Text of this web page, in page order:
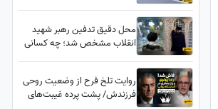
محل دقیق تدفین رهبر شهید
انقلاب مشخص شد؛ چه کسانی
روایت تلخ فرح از وضعیت روحی
فرزندش/ پشت پرده غیبت‌های